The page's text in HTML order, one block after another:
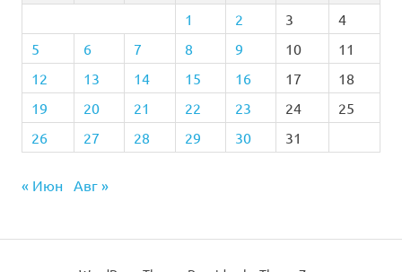
1
2 3
4
5
6 7 8 9 10
11
12
13 14 15 16 17
18
19
20 21 22 23 24
25
26
27 28 29 30 31
« Июн Авг »